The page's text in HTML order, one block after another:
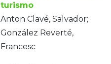
turismo
Anton Clavé, Salvador;
González Reverté,
Francesc